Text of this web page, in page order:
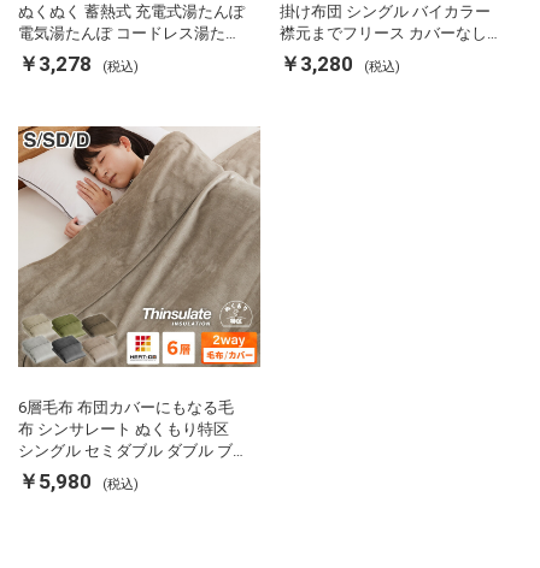
ぬくぬく 蓄熱式 充電式湯たんぽ
電気湯たんぽ コードレス湯たん
ぽ エコ 節電 節約 省エネ 充電式
エコ電気あんか EWT-2143 スリ
￥3,278 (税込)
掛け布団 シングル バイカラー
襟元までフリース カバーなしで
使える 軽い 丸洗い 断熱 保温 抗
菌防臭 洗える 防ダニ 軽量 ホコ
￥3,280 (税込)
6層毛布 布団カバーにもなる毛
布 シンサレート ぬくもり特区
シングル セミダブル ダブル ブ
ランケット 掛け布団カバー フラ
ンネル 保温 蓄熱 吸湿 発熱 断熱
￥5,980 (税込)